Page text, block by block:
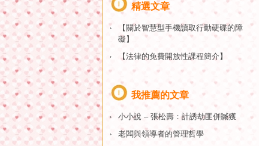
精選文章
【關於智慧型手機讀取行動硬碟的障
礙】
【法律的免費開放性課程簡介】
我推薦的文章
小小說 – 張松壽：計誘劫匪併贓獲
老闆與領導者的管理哲學